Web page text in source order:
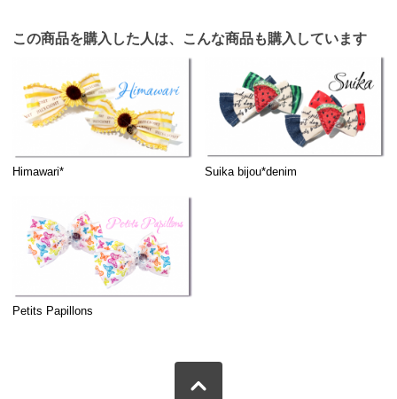
この商品を購入した人は、こんな商品も購入しています
Himawari* Suika bijou*denim
Petits Papillons